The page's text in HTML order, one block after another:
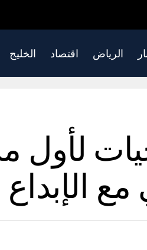
الرياض اقتصاد الخليج
لأول
الإبداع